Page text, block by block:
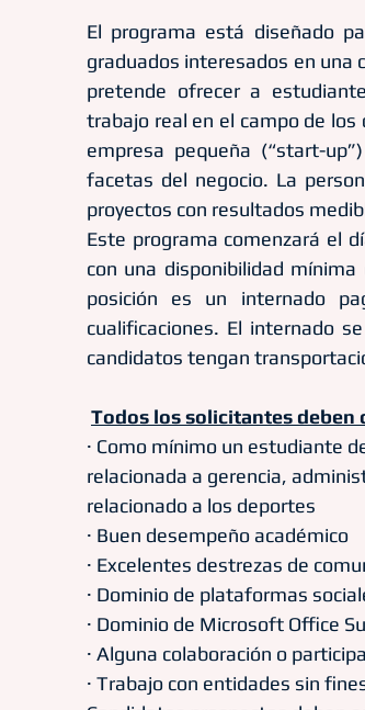
El programa está diseñado
graduados interesados en una
pretende ofrecer a
trabajo real en el campo de
empresa pequeña (“start-
facetas del negocio. La
proyectos con resultados
Este programa comenzará el
con una disponibilidad
posición es un internado
cualificaciones. El internado
candidatos tengan
Todos los solicitantes
· Como mínimo un estudiante
relacionada a gerencia,
relacionado a los deportes
· Buen desempeño académico
· Excelentes destrezas de
· Dominio de plataformas
· Dominio de Microsoft Office
· Alguna colaboración o
· Trabajo con entidades sin